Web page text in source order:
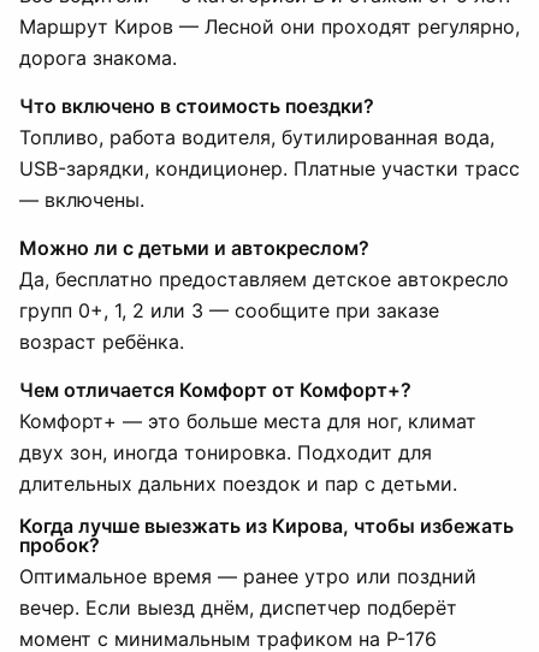
Маршрут Киров — Лесной они проходят регулярно,
дорога знакома.
Что включено в стоимость поездки?
Топливо, работа водителя, бутилированная вода,
USB-зарядки, кондиционер. Платные участки трасс
— включены.
Можно ли с детьми и автокреслом?
Да, бесплатно предоставляем детское автокресло
групп 0+, 1, 2 или 3 — сообщите при заказе
возраст ребёнка.
Чем отличается Комфорт от Комфорт+?
Комфорт+ — это больше места для ног, климат
двух зон, иногда тонировка. Подходит для
длительных дальних поездок и пар с детьми.
Когда лучше выезжать из Кирова, чтобы избежать
пробок?
Оптимальное время — ранее утро или поздний
вечер. Если выезд днём, диспетчер подберёт
момент с минимальным трафиком на Р-176